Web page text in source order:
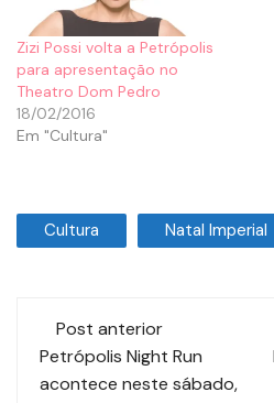
Zizi Possi volta a Petrópolis
para apresentação no
Theatro Dom Pedro
18/02/2016
Em "Cultura"
Cultura Natal Imperial
Post anterior
Petrópolis Night Run
acontece neste sábado,